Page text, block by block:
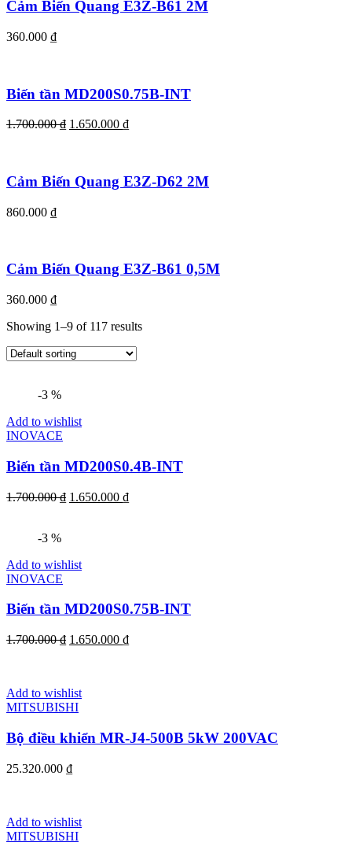
Cảm Biến Quang E3Z-B61 2M
360.000 ₫
Biến tần MD200S0.75B-INT
1.700.000₫ 1.650.000 ₫
Cảm Biến Quang E3Z-D62 2M
860.000 ₫
Cảm Biến Quang E3Z-B61 0,5M
360.000 ₫
Showing 1–9 of 117 results
-3 %
Add to wishlist
INOVACE
Biến tần MD200S0.4B-INT
1.700.000₫ 1.650.000 ₫
-3 %
Add to wishlist
INOVACE
Biến tần MD200S0.75B-INT
1.700.000₫ 1.650.000 ₫
Add to wishlist
MITSUBISHI
Bộ điều khiển MR-J4-500B 5kW 200VAC
25.320.000 ₫
Add to wishlist
MITSUBISHI